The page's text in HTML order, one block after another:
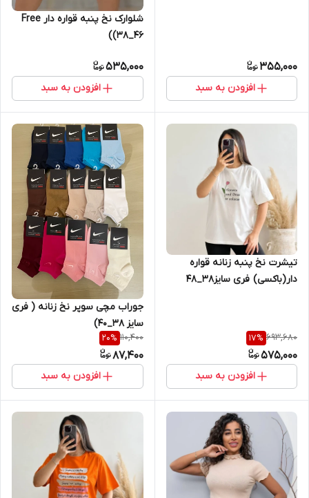
355,000
افزودن به سبد
شلوارک نخ پنبه قواره دار Free
(38_46)
535,000
افزودن به سبد
تیشرت نخ پنبه زنانه قواره
دار(باکسی) فری سایز38_48
693,680
17%
575,000
افزودن به سبد
جوراب مچی سوپر نخ زنانه ( فری
سایز 38_40)
110,400
20%
87,400
افزودن به سبد